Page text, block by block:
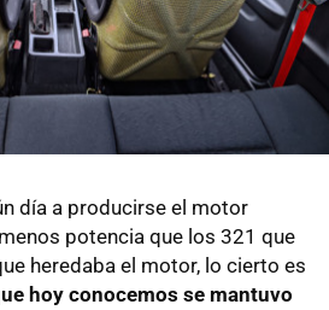
día a producirse el motor
potencia que los 321 que
heredaba el motor, lo cierto es
hoy conocemos se mantuvo